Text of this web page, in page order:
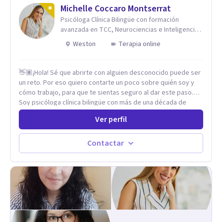
Adolescentes y AdultosMichelle Coccaro Montserrat
Psicóloga Clínica Bilingüe con formación
avanzada en TCC, Neurociencias e Inteligencia
Emocional.
Weston Terapia online
👋🏽¡Hola! Sé que abrirte con alguien desconocido puede ser
un reto. Por eso quiero contarte un poco sobre quién soy y
cómo trabajo, para que te sientas seguro al dar este paso.
Soy psicóloga clínica bilingüe con más de una década de
experiencia. He dictado conferencias, escrito artículos y
ejercido como profesora universitaria. Un dato curioso: he
vivido en varios países y conozco de primera mano lo que
significa ser migrante, adaptarse a los cambios y empezar de
nuevo.
Ver perfil
Contactar